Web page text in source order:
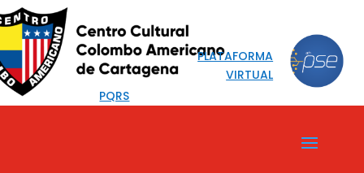
PQRS
PLATAFORMA
VIRTUAL